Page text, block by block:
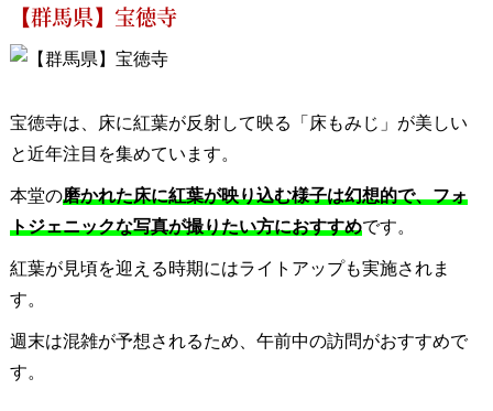
【群馬県】宝徳寺
宝徳寺は、床に紅葉が反射して映る「床もみじ」が美しい
と近年注目を集めています。
本堂の磨かれた床に紅葉が映り込む様子は幻想的で、フォ
トジェニックな写真が撮りたい方におすすめです。
紅葉が見頃を迎える時期にはライトアップも実施されま
す。
週末は混雑が予想されるため、午前中の訪問がおすすめで
す。